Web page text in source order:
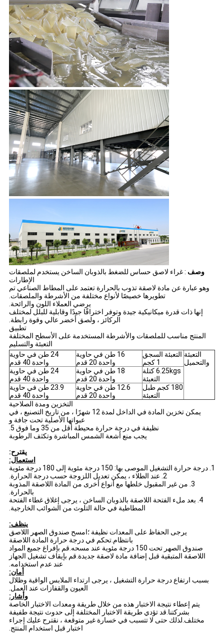
وصف : غراء لاصق حساس للضغط بالذوبان الساخن يستخدم لملصقات
الإطارات
وهو عبارة عن مادة لاصقة تذوب بالحرارة تعتمد على المطاط الصناعي تم
تطويرها خصيصًا لأنواع مختلفة من الأشرطة والملصقات.
يرضي العملاء اللون والرائحة.
إنها ذات قدرة ميكانيكية جيدة وتوفر اختراقًا جيدًا وقابلية للبلل لمختلف
الركائز ، ولصق أخضر عالي وقوة رابطة.
تطبيق
المنتج مناسب للملصقات والأشرطة المستخدمة على الأسطح المختلفة
التعبئة والتسليم
التعبئة
والتحميل
التعبئة السجق
1 كجم
16 طن في حاوية
واحدة 20 قدم
24 طن في حاوية
واحدة 40 قدم
6.25kgs كتلة
التعبئة
18 طن في حاوية
واحدة 20 قدم
24 طن في حاوية
واحدة 40 قدم
180 كجم طبل
التعبئة
12.6 طن في حاوية
واحدة 20 قدم
23.9 طن في حاوية
واحدة 40 قدم
التخزين ومدة الصلاحية
يمكن تخزين المادة في الداخل لمدة 12 شهرًا ، من تاريخ التصنيع ، في
عبواتها الأصلية تحت جافة و
نظيفة في درجة حرارة محيطة أقل من 35 وما فوق 5.
يجب منع أشعة الشمس المباشرة وتكثف الرطوبة
يقترح:
استعمال:
1. درجة حرارة التشغيل الموصى بها: 150 درجة مئوية إلى 180 درجة مئوية
2. عند الطلاء ، يمكن تعديل اللزوجة حسب درجة الحرارة.
3. من غير المقبول خلطها مع أنواع أخرى من المادة اللاصقة المذوبة
بالحرارة.
4. بعد ملء الفتحة اللاصقة بالذوبان الساخن ، يرجى إغلاق غطاء الفتحة
المطاطية في حالة التلوث من الشوائب الخارجية.
ينظف:
يرجى الحفاظ على المعدات نظيفة ؛امسح صندوق الصهر اللاصق
بانتظام.تحكم في درجة حرارة المادة اللاصقة
صندوق الصهر تحت 150 درجة مئوية عند مسحه.قم بإفراغ جميع المواد
اللاصقة المتبقية قبل إضافة مادة لاصقة جديدة.قم بإيقاف تشغيل الجهاز
عند عدم استخدامه.
أمان:
بسبب ارتفاع درجة حرارة التشغيل ، يرجى ارتداء الملابس الواقية وظلال
العيون والقفازات عند العمل.
وأشار:
يتم إعطاء نتيجة الاختبار هذه من خلال طريقة ومعدات الاختبار الخاصة
بشركتنا.قد تؤدي طريقة الاختبار المختلفة إلى حدوث نتيجة طفيفة
مختلف.لذلك حتى لا تتسبب في خسارة غير متوقعة ، نقترح عليك إجراء
اختبار قبل استخدام المنتج.